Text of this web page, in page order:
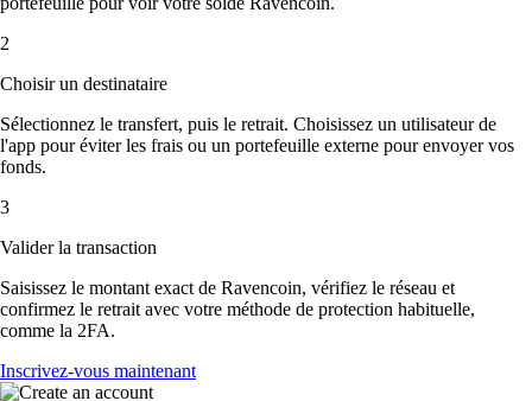
2
Choisir un destinataire
Sélectionnez le transfert, puis le retrait. Choisissez un utilisateur de
l'app pour éviter les frais ou un portefeuille externe pour envoyer vos
fonds.
3
Valider la transaction
Saisissez le montant exact de Ravencoin, vérifiez le réseau et
confirmez le retrait avec votre méthode de protection habituelle,
comme la 2FA.
Inscrivez-vous maintenant